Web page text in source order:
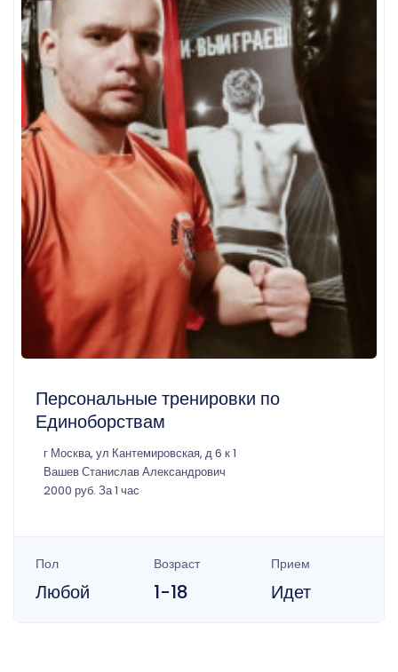
Персональные тренировки по
Единоборствам
г Москва, ул Кантемировская, д 6 к 1
Вашев Станислав Александрович
2000 руб. За 1 час
Пол
Любой
Возраст
1-18
Прием
Идет